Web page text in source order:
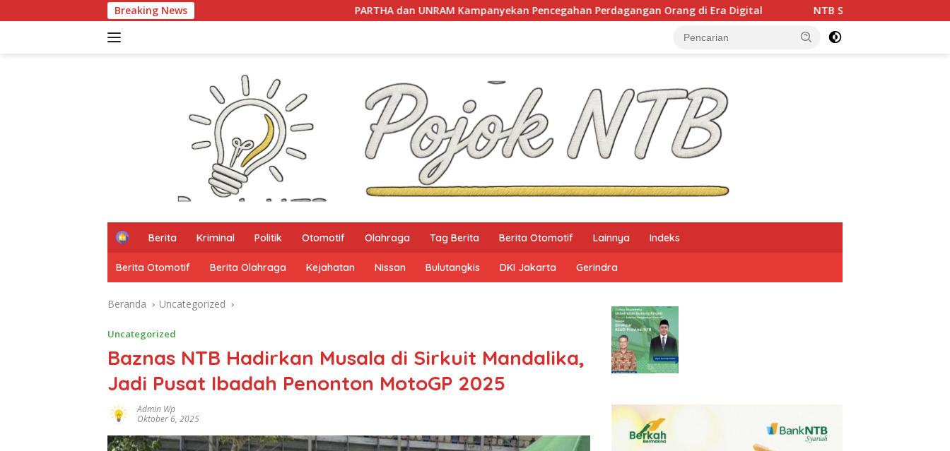
ke
Breaking News PARTHA dan UNRAM Kampanyekan Pencegahan Perdagangan Orang di Era Digital NTB Selangkah Lagi Terapkan Sistem
H
m
e
Berita Kriminal Politik Otomotif Olahraga Tag Berita Berita Otomotif Lainnya Indeks
Berita Otomotif Berita Olahraga Kejahatan Nissan Bulutangkis DKI Jakarta Gerindra
Beranda Uncategorized
Uncategorized
Baznas NTB Hadirkan Musala di Sirkuit Mandalika,
Jadi Pusat Ibadah Penonton MotoGP 2025
Admin Wp
Oktober 6, 2025